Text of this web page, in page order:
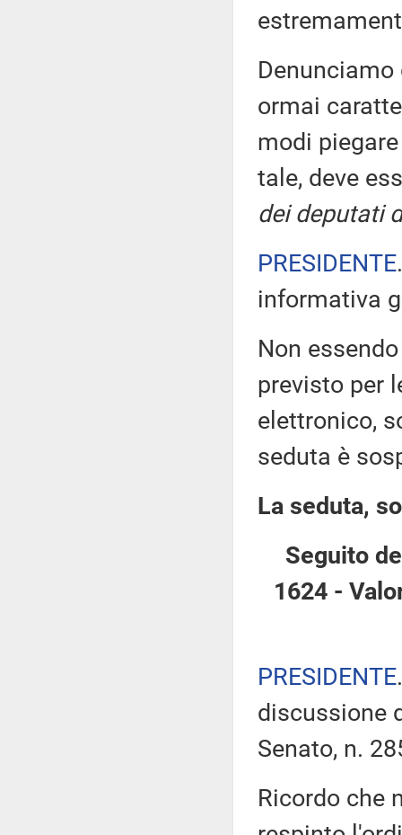
Denunciamo
ormai
modi
tale, deve
dei deputati
PRESIDENTE
informativa
Non
previsto per
elettronico,
seduta è
La seduta,
Seguito
1624 -
PRESIDENTE
discussione
Senato, n.
Ricordo che